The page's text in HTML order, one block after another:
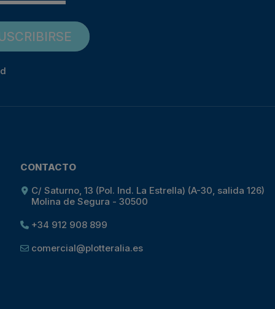
CONTACTO
C/ Saturno, 13 (Pol. Ind. La Estrella) (A-30, salida 126)
Molina de Segura - 30500
+34 912 908 899
comercial@plotteralia.es